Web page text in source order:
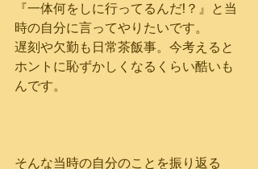
『一体何をしに行ってるんだ!？』と当
時の自分に言ってやりたいです。
遅刻や欠勤も日常茶飯事。今考えると
ホントに恥ずかしくなるくらい酷いも
んです。
そんな当時の自分のことを振り返る